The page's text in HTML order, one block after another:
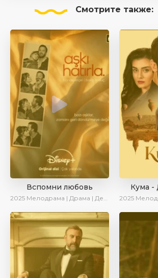
Смотрите также:
Вспомни любовь
2025 Мелодрама | Драма | Детектив | Комедия | Новинки | Сериалы 2025
Кума -
2025 Мелодрама